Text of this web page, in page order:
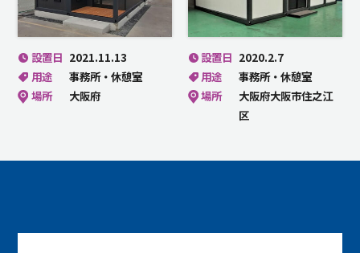
設置日 2021.11.13
用途
事務所・休憩室
場所
大阪府
設置日 2020.2.7
用途
事務所・休憩室
場所
大阪府大阪市住之江
区